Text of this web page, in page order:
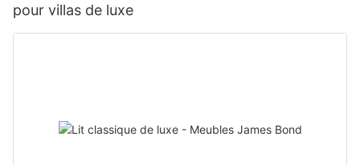
pour villas de luxe